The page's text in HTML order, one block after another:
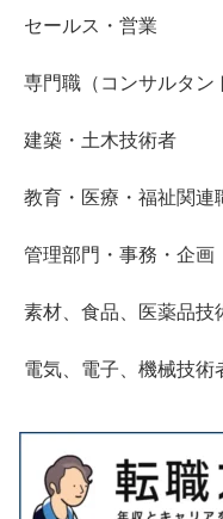
セールス・営業
専門職（コンサルタン
建築・土木技術者
教育・医療・福祉関連
管理部門・事務・企画
素材、食品、医薬品技
電気、電子、機械技術